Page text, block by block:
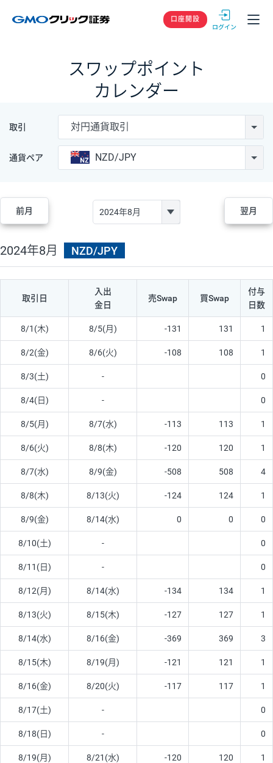
GMOクリック
口座開設
スワップポイント
カレンダー
取引 対円通貨取引
通貨ペア NZD/JPY
前月 翌月
2024年8月 NZD/JPY
取引日
入出
金日
売Swap 買Swap
付与
日数
8/1(木) 8/5(月) -131 131 1
8/2(金) 8/6(火) -108 108 1
8/3(土) - 0
8/4(日) - 0
8/5(月) 8/7(水) -113 113 1
8/6(火) 8/8(木) -120 120 1
8/7(水) 8/9(金) -508 508 4
8/8(木) 8/13(火) -124 124 1
8/9(金) 8/14(水) 0 0 0
8/10(土) - 0
8/11(日) - 0
8/12(月) 8/14(水) -134 134 1
8/13(火) 8/15(木) -127 127 1
8/14(水) 8/16(金) -369 369 3
8/15(木) 8/19(月) -121 121 1
8/16(金) 8/20(火) -117 117 1
8/17(土) - 0
8/18(日) - 0
8/19(月) 8/21(水) -120 120 1